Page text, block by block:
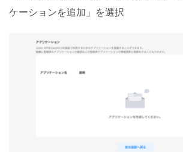
ケーションを追加」を選択